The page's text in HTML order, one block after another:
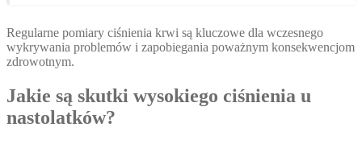
Regularne pomiary ciśnienia krwi są kluczowe dla wczesnego
wykrywania problemów i zapobiegania poważnym konsekwencjom
zdrowotnym.
Jakie są skutki wysokiego ciśnienia u
nastolatków?